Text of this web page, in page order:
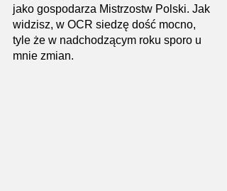
jako gospodarza Mistrzostw Polski. Jak
widzisz, w OCR siedzę dość mocno,
tyle że w nadchodzącym roku sporo u
mnie zmian.